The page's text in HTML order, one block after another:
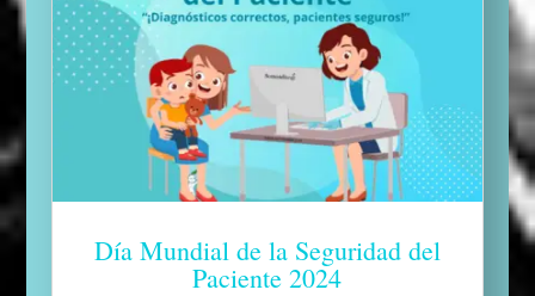
Día Mundial de la Seguridad del
Paciente 2024